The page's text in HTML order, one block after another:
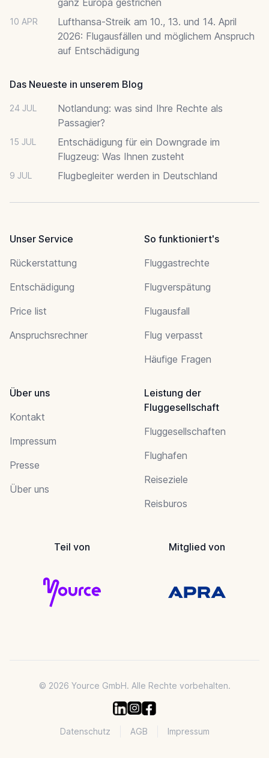
10 APR
Lufthansa-Streik am 10., 13. und 14. April
2026: Flugausfällen und möglichem Anspruch
auf Entschädigung
Das Neueste in unserem Blog
24 JUL
Notlandung: was sind Ihre Rechte als
Passagier?
15 JUL
Entschädigung für ein Downgrade im
Flugzeug: Was Ihnen zusteht
9 JUL Flugbegleiter werden in Deutschland
Unser Service
Rückerstattung
Entschädigung
Price list
Anspruchsrechner
So funktioniert's
Fluggastrechte
Flugverspätung
Flugausfall
Flug verpasst
Häufige Fragen
Über uns
Kontakt
Impressum
Presse
Über uns
Leistung der
Fluggesellschaft
Fluggesellschaften
Flughafen
Reiseziele
Reisburos
Teil von Mitglied von
© 2026 Yource GmbH. Alle Rechte vorbehalten.
Datenschutz AGB Impressum